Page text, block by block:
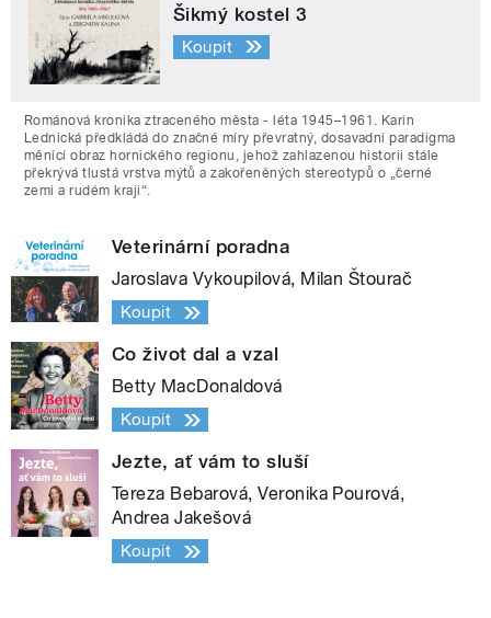
Šikmý kostel 3
Koupit
Románová kronika ztraceného města - léta 1945–1961. Karin
Lednická předkládá do značné míry převratný, dosavadní paradigma
měnící obraz hornického regionu, jehož zahlazenou historii stále
překrývá tlustá vrstva mýtů a zakořeněných stereotypů o „černé
zemi a rudém kraji“.
Veterinární poradna
Jaroslava Vykoupilová, Milan Štourač
Koupit
Co život dal a vzal
Betty MacDonaldová
Koupit
Jezte, ať vám to sluší
Tereza Bebarová, Veronika Pourová,
Andrea Jakešová
Koupit